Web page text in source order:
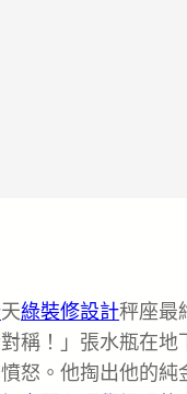
天綠裝修設計秤座最
稱！」張水瓶在地
怒。他掏出他的純